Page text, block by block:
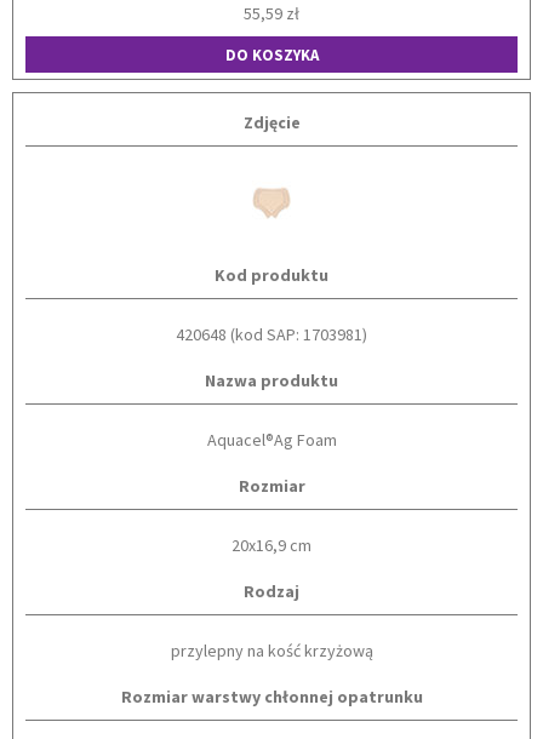
55,59 zł
DO KOSZYKA
Zdjęcie
Kod produktu
420648 (kod SAP: 1703981)
Nazwa produktu
Aquacel®Ag Foam
Rozmiar
20x16,9 cm
Rodzaj
przylepny na kość krzyżową
Rozmiar warstwy chłonnej opatrunku